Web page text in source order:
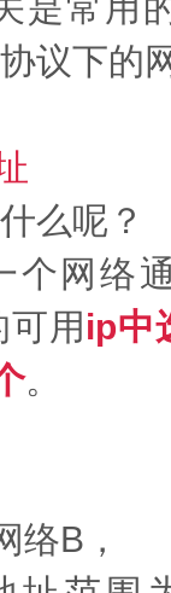
议下的
么呢？
个网络
用 ip中
。
络B，